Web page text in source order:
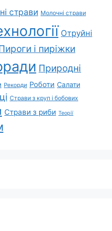
страви Молочні страви
Отруйні
і пиріжки
Природні
Рекорди Роботи Салати
Страви з круп і бобових
Страви з риби Теорії